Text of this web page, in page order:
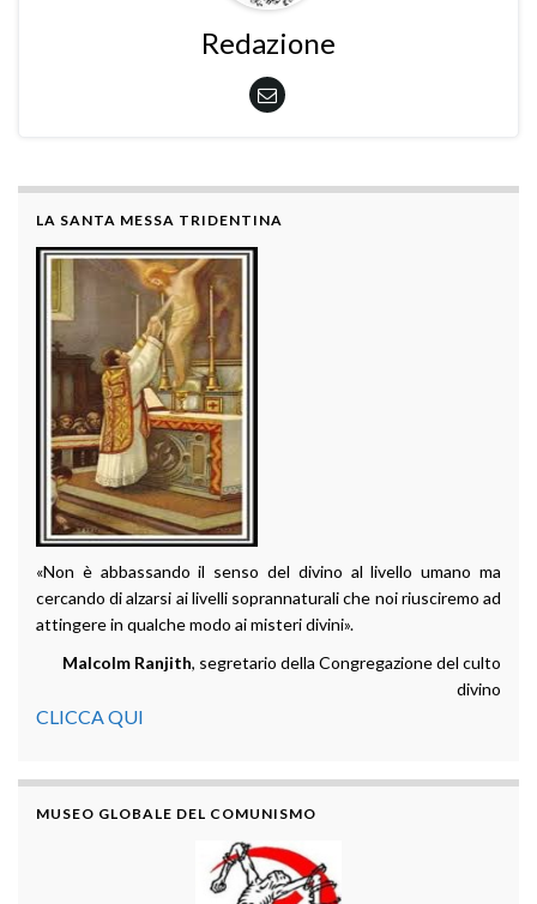
Redazione
LA SANTA MESSA TRIDENTINA
«Non è abbassando il senso del divino al livello umano ma
cercando di alzarsi ai livelli soprannaturali che noi riusciremo ad
attingere in qualche modo ai misteri divini».
Malcolm Ranjith, segretario della Congregazione del culto
divino
CLICCA QUI
MUSEO GLOBALE DEL COMUNISMO